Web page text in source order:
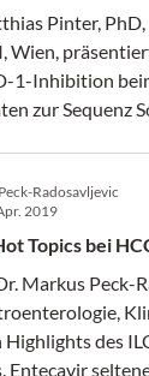
Pinter,
Wien,
1-Inhibition
zur Sequenz
Radosavljevic
2019
Topics bei
Markus Peck-
des
Entecavir